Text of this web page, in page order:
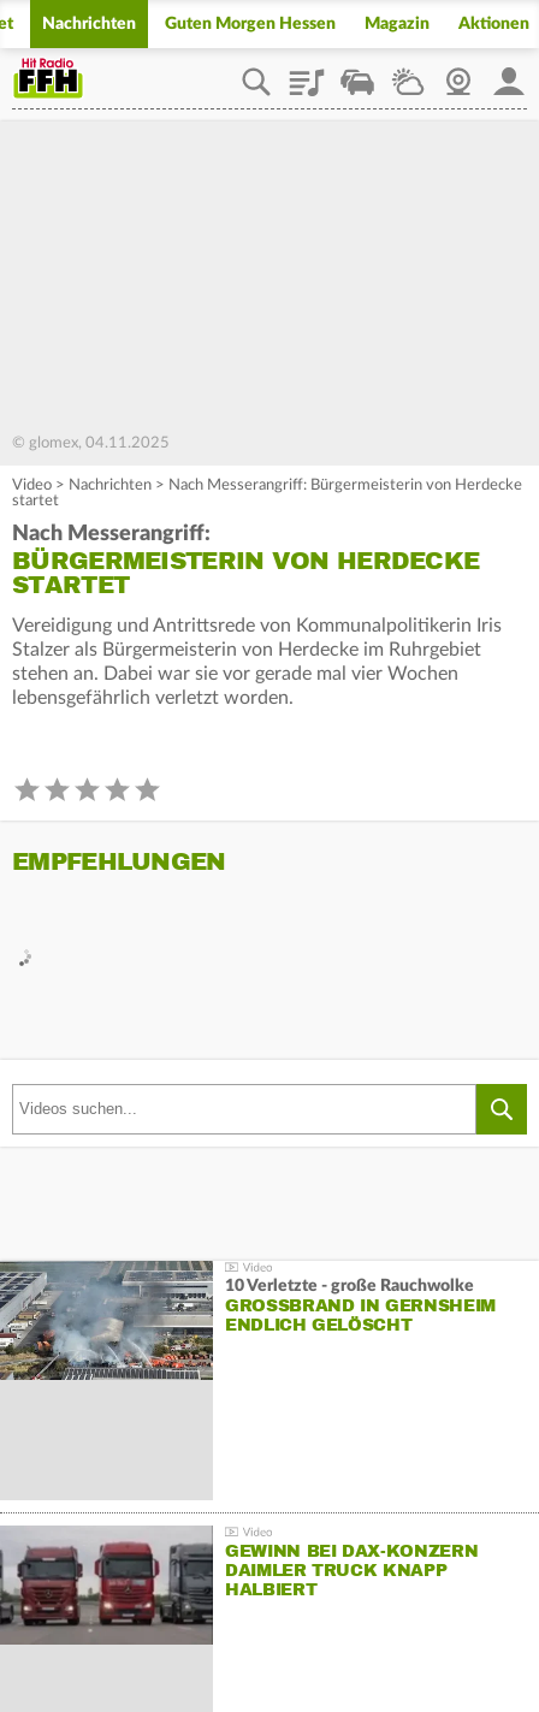
Nachrichten Guten Morgen Hessen Magazin Aktionen
PlaylistStaupilotWetterWebcam
© glomex, 04.11.2025
Video > Nachrichten > Nach Messerangriff: Bürgermeisterin von Herdecke
startet
Nach Messerangriff:
BÜRGERMEISTERIN VON HERDECKE
STARTET
Vereidigung und Antrittsrede von Kommunalpolitikerin Iris
Stalzer als Bürgermeisterin von Herdecke im Ruhrgebiet
stehen an. Dabei war sie vor gerade mal vier Wochen
lebensgefährlich verletzt worden.
EMPFEHLUNGEN
10 Verletzte - große Rauchwolke
GROSSBRAND IN GERNSHEIM E
NDLICH GELÖSCHT
GEWINN BEI DAX-KONZERN
DAIMLER TRUCK KNAPP
HALBIERT